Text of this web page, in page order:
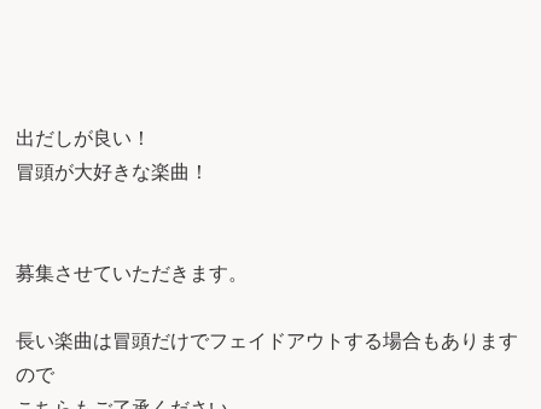
出だしが良い！
冒頭が大好きな楽曲！
募集させていただきます。
長い楽曲は冒頭だけでフェイドアウトする場合もあります
ので